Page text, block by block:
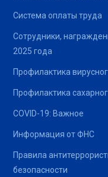
Система оплаты труда
Сотрудники,
2025 года
Профилактика
Профилактика
COVID-19: Важное
Информация от ФНС
Правила
безопасности